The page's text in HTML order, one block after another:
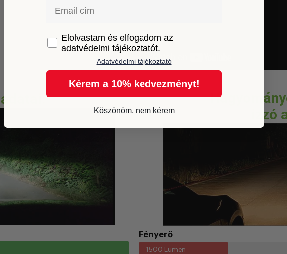
Fényerő
1500 Lumen
GDPRElolvastam és elfogadom az
adatvédelmi tájékoztatót.
Adatvédelmi tájékoztató
Kérem a 10% kedvezményt!
Köszönöm, nem kérem